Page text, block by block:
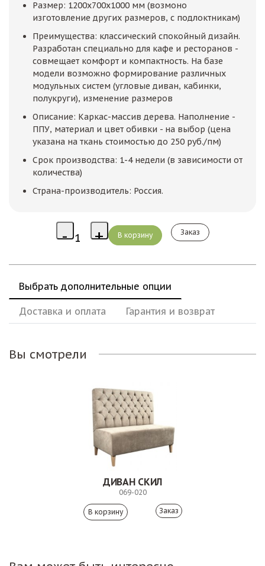
Размер: 1200х700х1000 мм (возмоно
изготовление других размеров, с подлоктникам)
Преимущества: классический спокойный дизайн.
Разработан специально для кафе и ресторанов -
совмещает комфорт и компактность. На базе
модели возможно формирование различных
модульных систем (угловые диван, кабинки,
полукруги), изменение размеров
Описание: Каркас-массив дерева. Наполнение -
ППУ, материал и цвет обивки - на выбор (цена
указана на ткань стоимостью до 250 руб./пм)
Срок производства: 1-4 недели (в зависимости от
количества)
Страна-производитель: Россия.
Заказ
Выбрать дополнительные опции
Доставка и оплата Гарантия и возврат
Вы смотрели
ДИВАН СКИЛ
069-020
Заказ